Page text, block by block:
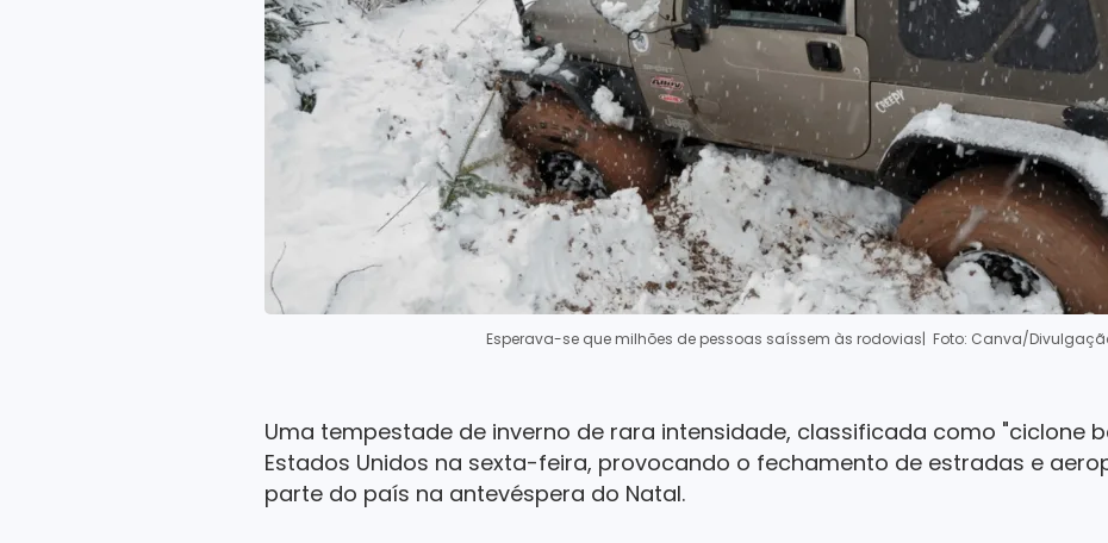
Esperava-se que milhões de pessoas saíssem às rodovias| Foto: Canva/
Uma tempestade de inverno de rara intensidade, classificada como "ciclone
Estados Unidos na sexta-feira, provocando o fechamento de estradas e
parte do país na antevéspera do Natal.